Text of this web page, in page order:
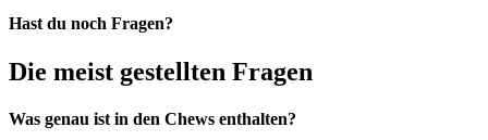
Hast du noch Fragen?
Die meist gestellten Fragen
Was genau ist in den Chews enthalten?